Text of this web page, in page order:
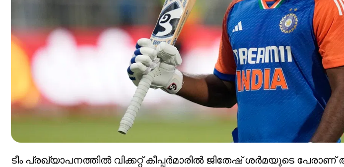
ടീം പ്രഖ്യാപനത്തില്‍ വിക്കറ്റ് കീപ്പര്‍മാരില്‍ ജിതേഷ് ശര്‍മയുടെ